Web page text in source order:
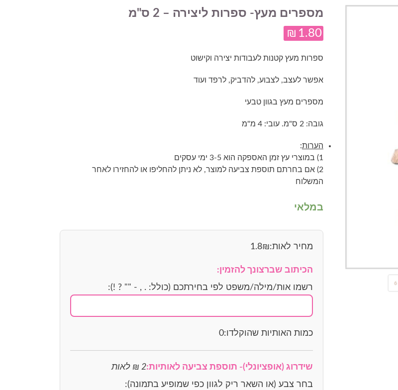
מספרים מעץ- ספרות ליצירה – 2 ס"מ
₪ 1.80
ספרות מעץ קטנות לעבודות יצירה וקישוט
אפשר לעצב, לצבוע, להדביק, לרפד ועוד
מספרים מעץ בגוון טבעי
גובה: 2 ס"מ. עובי: 4 מ"מ
הערות:
1) במוצרי עץ זמן האספקה הוא 3-5 ימי עסקים
2) אם בחרתם תוספת צביעה למוצר, לא ניתן להחליפו או להחזירו לאחר
המשלוח
במלאי
מחיר לאות: 1.8₪
הכיתוב שברצונך להזמין:
רשמו אות/מילה/משפט לפי בחירתכם (כולל: . , - "" ? !):
כמות האותיות שהוקלדו:0
שידרוג (אופציונלי)- תוספת צביעה לאותיות:2 ₪ לאות
בחר צבע (או השאר ריק לגוון כפי שמופיע בתמונה):